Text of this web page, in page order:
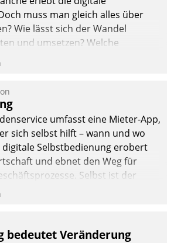
muss man gleich alles über
Wie lässt sich der Wandel
und umsetzen? Welche
umfasst eine Mieter-App,
sich selbst hilft – wann und wo
Selbstbedienung erobert
und ebnet den Weg für
Selbst ist der
Serviceanbieter.
bedeutet Veränderung